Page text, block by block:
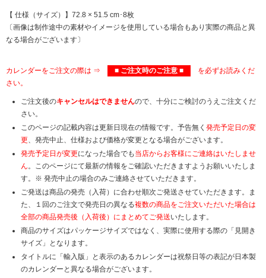
【 仕様（サイズ）】72.8 × 51.5 cm･8枚
〔画像は制作途中の素材やイメージを使用している場合もあり実際の商品と異
なる場合がございます〕
カレンダーをご注文の際は ⇒ ■ ご注文時のご注意 ■
を必ずお読みくだ
さい。
ご注文後のキャンセルはできませんので、十分にご検討のうえご注文くだ
さい。
このページの記載内容は更新日現在の情報です。予告無く 発売予定日の変
更、発売中止、仕様および価格が変更となる場合がございます。
発売予定日が変更になった場合でも 当店からお客様にご連絡はいたしませ
ん。このページにて最新の情報をご確認いただきますようお願いいたしま
す。※ 発売中止の場合のみご連絡させていただきます。
ご発送は商品の発売（入荷）に合わせ順次ご発送させていただきます。ま
た、１回のご注文で発売日の異なる複数の商品をご注文いただいた場合は
全部の商品発売後（入荷後）にまとめてご発送いたします。
商品のサイズはパッケージサイズではなく、実際に使用する際の「見開き
サイズ」となります。
タイトルに「輸入版」と表示のあるカレンダーは祝祭日等の表記が日本製
のカレンダーと異なる場合がございます。